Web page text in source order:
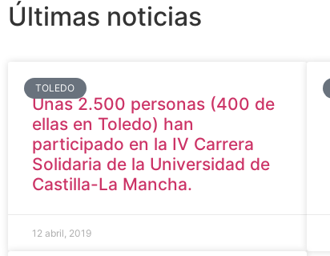
Últimas noticias
TOLEDO
Unas 2.500 personas (400 de
ellas en Toledo) han
participado en la IV Carrera
Solidaria de la Universidad de
Castilla-La Mancha.
12 abril, 2019